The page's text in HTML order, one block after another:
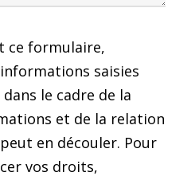
ce formulaire,
saisies
le cadre de la
et de la relation
en découler. Pour
vos droits,